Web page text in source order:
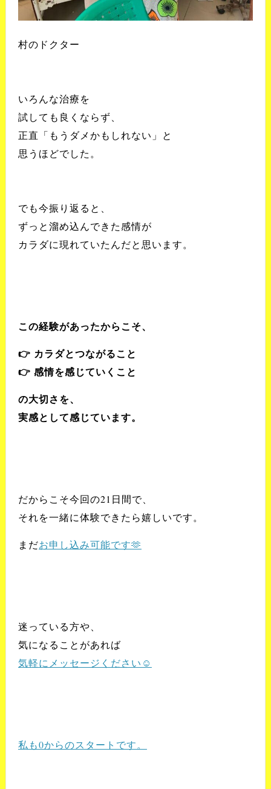
村のドクター
いろんな治療を
試しても良くならず、
正直「もうダメかもしれない」と
思うほどでした。
でも今振り返ると、
ずっと溜め込んできた感情が
カラダに現れていたんだと思います。
この経験があったからこそ、
👉 カラダとつながること
👉 感情を感じていくこと
の大切さを、
実感として感じています。
だからこそ今回の21日間で、
それを一緒に体験できたら嬉しいです。
まだお申し込み可能です🫶
迷っている方や、
気になることがあれば
気軽にメッセージください☺️
私も0からのスタートです。